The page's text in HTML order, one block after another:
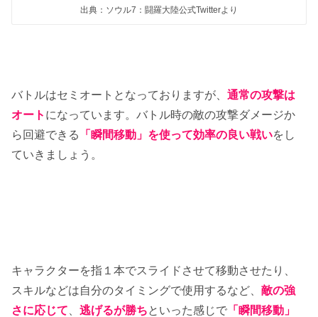
出典：ソウル7：闘羅大陸公式Twitterより
バトルはセミオートとなっておりますが、通常の攻撃は
オート になっています。バトル時の敵の攻撃ダメージか
ら回避できる
「瞬間移動」を使って効率の良い戦いをし
ていきましょう。
キャラクターを指１本でスライドさせて移動させたり、
スキルなどは自分のタイミングで使用するなど、敵の強
さに応じて 、逃げるが勝ちといった感じで 「瞬間移動」